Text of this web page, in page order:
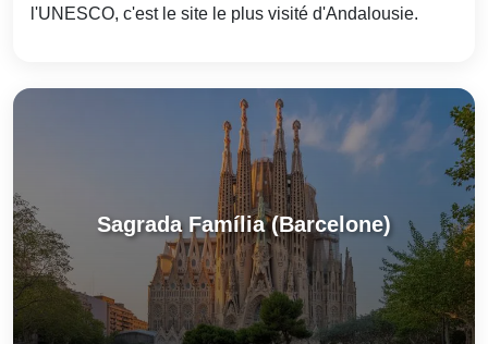
l'UNESCO, c'est le site le plus visité d'Andalousie.
Sagrada Família (Barcelone)